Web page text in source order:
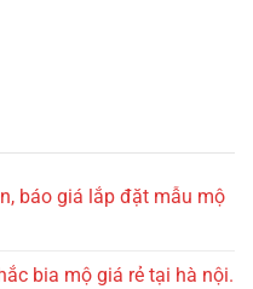
báo giá lắp đặt mẫu mộ
bia mộ giá rẻ tại hà nội.